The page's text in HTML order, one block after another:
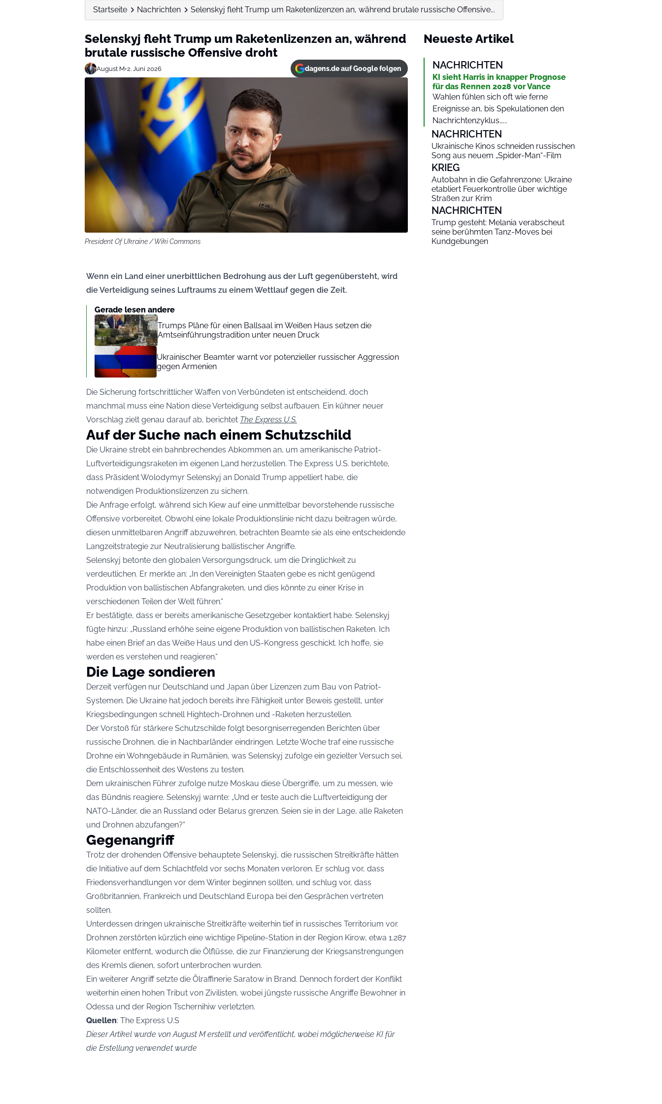
Startseite Nachrichten Selenskyj fleht Trump um Raketenlizenzen an, während brutale russische Offensive...
Selenskyj fleht Trump um Raketenlizenzen an, während
brutale russische Offensive droht
August M•2. Juni 2026 dagens.de auf Google folgen
President Of Ukraine / Wiki Commons
Wenn ein Land einer unerbittlichen Bedrohung aus der Luft gegenübersteht, wird
die Verteidigung seines Luftraums zu einem Wettlauf gegen die Zeit.
Gerade lesen andere
Trumps Pläne für einen Ballsaal im Weißen Haus setzen die
Amtseinführungstradition unter neuen Druck
Ukrainischer Beamter warnt vor potenzieller russischer Aggression
gegen Armenien
Die Sicherung fortschrittlicher Waffen von Verbündeten ist entscheidend, doch
manchmal muss eine Nation diese Verteidigung selbst aufbauen. Ein kühner neuer
Vorschlag zielt genau darauf ab, berichtet The Express U.S.
Auf der Suche nach einem Schutzschild
Die Ukraine strebt ein bahnbrechendes Abkommen an, um amerikanische Patriot-
Luftverteidigungsraketen im eigenen Land herzustellen. The Express U.S. berichtete,
dass Präsident Wolodymyr Selenskyj an Donald Trump appelliert habe, die
notwendigen Produktionslizenzen zu sichern.
Die Anfrage erfolgt, während sich Kiew auf eine unmittelbar bevorstehende russische
Offensive vorbereitet. Obwohl eine lokale Produktionslinie nicht dazu beitragen würde,
diesen unmittelbaren Angriff abzuwehren, betrachten Beamte sie als eine entscheidende
Langzeitstrategie zur Neutralisierung ballistischer Angriffe.
Selenskyj betonte den globalen Versorgungsdruck, um die Dringlichkeit zu
verdeutlichen. Er merkte an: „In den Vereinigten Staaten gebe es nicht genügend
Produktion von ballistischen Abfangraketen, und dies könnte zu einer Krise in
verschiedenen Teilen der Welt führen.“
Er bestätigte, dass er bereits amerikanische Gesetzgeber kontaktiert habe. Selenskyj
fügte hinzu: „Russland erhöhe seine eigene Produktion von ballistischen Raketen. Ich
habe einen Brief an das Weiße Haus und den US-Kongress geschickt. Ich hoffe, sie
werden es verstehen und reagieren.“
Die Lage sondieren
Derzeit verfügen nur Deutschland und Japan über Lizenzen zum Bau von Patriot-
Systemen. Die Ukraine hat jedoch bereits ihre Fähigkeit unter Beweis gestellt, unter
Kriegsbedingungen schnell Hightech-Drohnen und -Raketen herzustellen.
Der Vorstoß für stärkere Schutzschilde folgt besorgniserregenden Berichten über
russische Drohnen, die in Nachbarländer eindringen. Letzte Woche traf eine russische
Drohne ein Wohngebäude in Rumänien, was Selenskyj zufolge ein gezielter Versuch sei,
die Entschlossenheit des Westens zu testen.
Dem ukrainischen Führer zufolge nutze Moskau diese Übergriffe, um zu messen, wie
das Bündnis reagiere. Selenskyj warnte: „Und er teste auch die Luftverteidigung der
NATO-Länder, die an Russland oder Belarus grenzen. Seien sie in der Lage, alle Raketen
und Drohnen abzufangen?“
Gegenangriff
Trotz der drohenden Offensive behauptete Selenskyj, die russischen Streitkräfte hätten
die Initiative auf dem Schlachtfeld vor sechs Monaten verloren. Er schlug vor, dass
Friedensverhandlungen vor dem Winter beginnen sollten, und schlug vor, dass
Großbritannien, Frankreich und Deutschland Europa bei den Gesprächen vertreten
sollten.
Unterdessen dringen ukrainische Streitkräfte weiterhin tief in russisches Territorium vor.
Drohnen zerstörten kürzlich eine wichtige Pipeline-Station in der Region Kirow, etwa 1.287
Kilometer entfernt, wodurch die Ölflüsse, die zur Finanzierung der Kriegsanstrengungen
des Kremls dienen, sofort unterbrochen wurden.
Ein weiterer Angriff setzte die Ölraffinerie Saratow in Brand. Dennoch fordert der Konflikt
weiterhin einen hohen Tribut von Zivilisten, wobei jüngste russische Angriffe Bewohner in
Odessa und der Region Tschernihiw verletzten.
Quellen: The Express U.S
Dieser Artikel wurde von August M erstellt und veröffentlicht, wobei möglicherweise KI für
die Erstellung verwendet wurde
Neueste Artikel
NACHRICHTEN
KI sieht Harris in knapper Prognose
für das Rennen 2028 vor Vance
Wahlen fühlen sich oft wie ferne
Ereignisse an, bis Spekulationen den
Nachrichtenzyklus…...
NACHRICHTEN
Ukrainische Kinos schneiden russischen
Song aus neuem „Spider-Man“-Film
KRIEG
Autobahn in die Gefahrenzone: Ukraine
etabliert Feuerkontrolle über wichtige
Straßen zur Krim
NACHRICHTEN
Trump gesteht: Melania verabscheut
seine berühmten Tanz-Moves bei
Kundgebungen